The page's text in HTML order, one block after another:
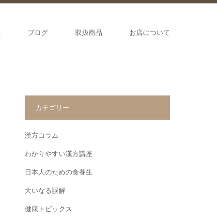
ブログ 取扱商品 お店について
カテゴリー
漢方コラム
わかりやすい漢方講座
日本人のための食養生
大いなる誤解
健康トピックス